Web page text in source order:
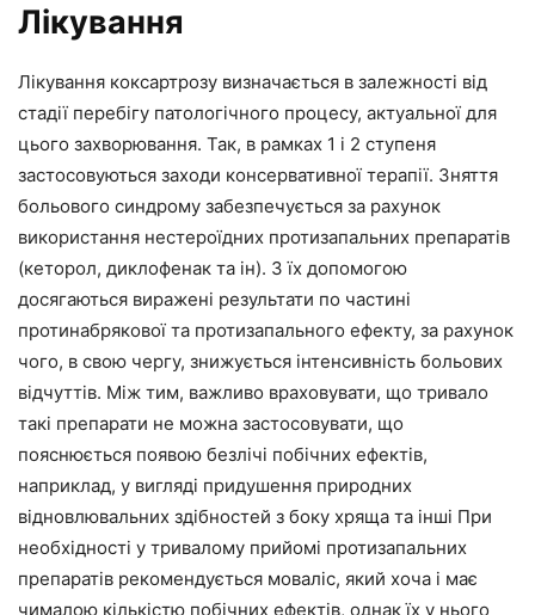
Лікування
Лікування коксартрозу визначається в залежності від
стадії перебігу патологічного процесу, актуальної для
цього захворювання. Так, в рамках 1 і 2 ступеня
застосовуються заходи консервативної терапії. Зняття
больового синдрому забезпечується за рахунок
використання нестероїдних протизапальних препаратів
(кеторол, диклофенак та ін). З їх допомогою
досягаються виражені результати по частині
протинабрякової та протизапального ефекту, за рахунок
чого, в свою чергу, знижується інтенсивність больових
відчуттів. Між тим, важливо враховувати, що тривало
такі препарати не можна застосовувати, що
пояснюється появою безлічі побічних ефектів,
наприклад, у вигляді придушення природних
відновлювальних здібностей з боку хряща та інші При
необхідності у тривалому прийомі протизапальних
препаратів рекомендується моваліс, який хоча і має
чималою кількістю побічних ефектів, однак їх у нього